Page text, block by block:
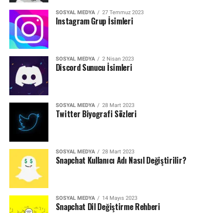
SOSYAL MEDYA 27 Temmuz 2023
Instagram Grup İsimleri
SOSYAL MEDYA 2 Nisan 2023
Discord Sunucu İsimleri
SOSYAL MEDYA 28 Mart 2023
Twitter Biyografi Sözleri
SOSYAL MEDYA 28 Mart 2023
Snapchat Kullanıcı Adı Nasıl Değiştirilir?
SOSYAL MEDYA 14 Mayıs 2023
Snapchat Dil Değiştirme Rehberi